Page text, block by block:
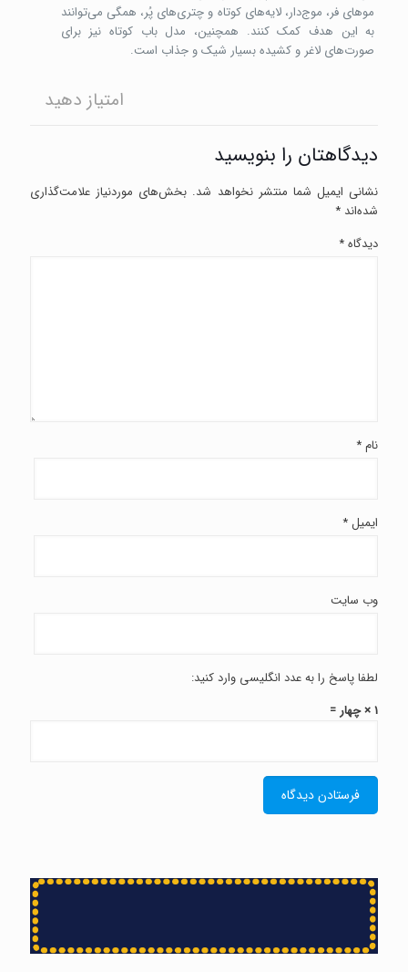
موهای فر، موج‌دار، لایه‌‌های کوتاه و چتری‌های پُر، همگی می‌توانند
به این هدف کمک کنند. همچنین، مدل باب کوتاه نیز برای
صورت‌های لاغر و کشیده بسیار شیک و جذاب است.
امتیاز دهید
دیدگاهتان را بنویسید
نشانی ایمیل شما منتشر نخواهد شد. بخش‌های موردنیاز علامت‌گذاری
شده‌اند *
دیدگاه*
نام*
ایمیل *
وب‌ سایت
لطفا پاسخ را به عدد انگلیسی وارد کنید:
1 × چهار =